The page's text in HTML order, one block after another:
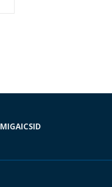
MIGAICSID